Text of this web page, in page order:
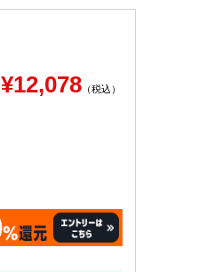
¥12,078 （税込）